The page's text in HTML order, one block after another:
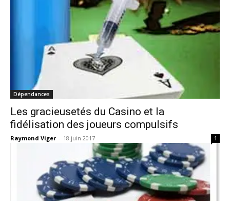
Dépendances
Les gracieusetés du Casino et la
fidélisation des joueurs compulsifs
Raymond Viger - 18 juin 2017 1